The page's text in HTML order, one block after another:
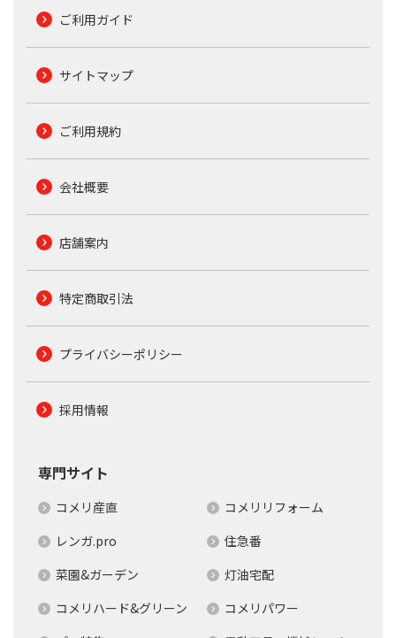
ご利用ガイド
サイトマップ
ご利用規約
会社概要
店舗案内
特定商取引法
プライバシーポリシー
採用情報
専門サイト
コメリ産直
コメリリフォーム
レンガ.pro
住急番
菜園&ガーデン
灯油宅配
コメリハード&グリーン
コメリパワー